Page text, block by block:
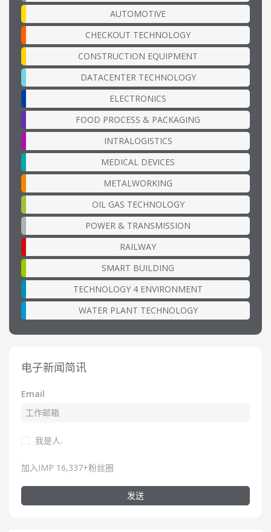
AUTOMOTIVE
CHECKOUT TECHNOLOGY
CONSTRUCTION EQUIPMENT
DATACENTER TECHNOLOGY
ELECTRONICS
FOOD PROCESS & PACKAGING
INTRALOGISTICS
MEDICAL DEVICES
METALWORKING
OIL GAS TECHNOLOGY
POWER & TRANSMISSION
RAILWAY
SMART BUILDING
TECHNOLOGY 4 ENVIRONMENT
WATER PLANT TECHNOLOGY
电子新闻简讯
Email
我是人.
加入IMP 16,337+粉丝圈
发送